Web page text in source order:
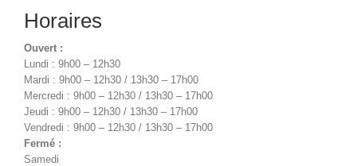
Horaires
Ouvert :
Lundi : 9h00 – 12h30
Mardi : 9h00 – 12h30 / 13h30 – 17h00
Mercredi : 9h00 – 12h30 / 13h30 – 17h00
Jeudi : 9h00 – 12h30 / 13h30 – 17h00
Vendredi : 9h00 – 12h30 / 13h30 – 17h00
Fermé :
Samedi